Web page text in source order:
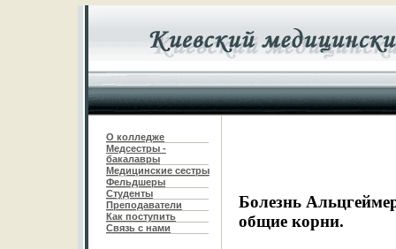
О колледже
Медсестры -
бакалавры
Медицинские сестры
Фельдшеры
Студенты
Преподаватели
Как поступить
Связь с нами
Болезнь
общие корни.